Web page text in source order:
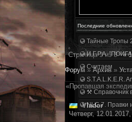
Последние
Тайные Тропы
И.Г.Р.А.
Считаем
S.T.A.L.K.E.R.
⚒ Справочник
NLC 7. Правки
Страница3из3 « 1
Форум » Архив »
«Пропавшая
Vlador
Четверг,